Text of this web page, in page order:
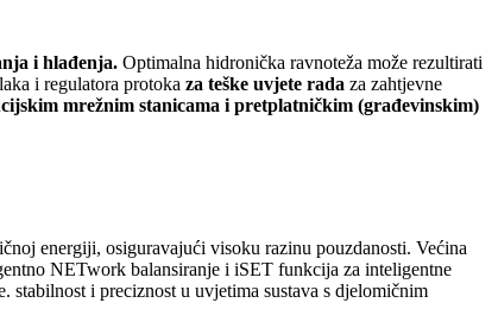
i hlađenja. Optimalna hidronička ravnoteža može rezultirati
i regulatora protoka za teške uvjete rada za zahtjevne
mrežnim stanicama i pretplatničkim (građevinskim)
energiji, osiguravajući visoku razinu pouzdanosti. Većina
NETwork balansiranje i iSET funkcija za inteligentne
i preciznost u uvjetima sustava s djelomičnim